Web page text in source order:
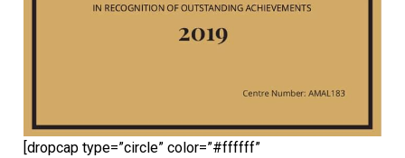
[dropcap type=”circle” color=”#ffffff”